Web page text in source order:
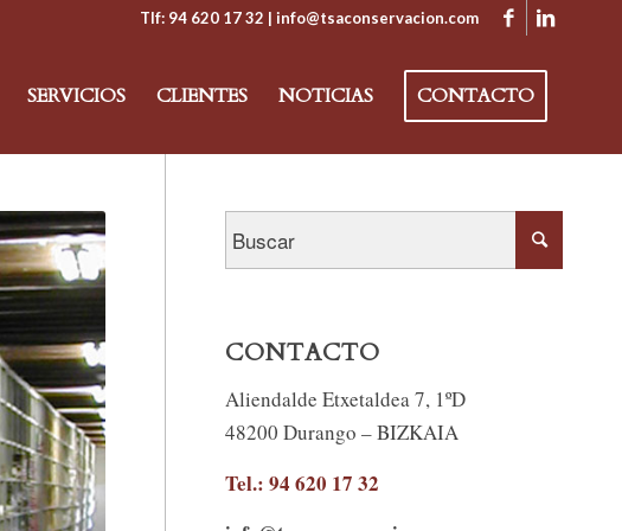
Tlf: 94 620 17 32 | info@tsaconservacion.com
SERVICIOS CLIENTES NOTICIAS CONTACTO
CONTACTO
Aliendalde Etxetaldea 7, 1ºD
48200 Durango – BIZKAIA
Tel.: 94 620 17 32